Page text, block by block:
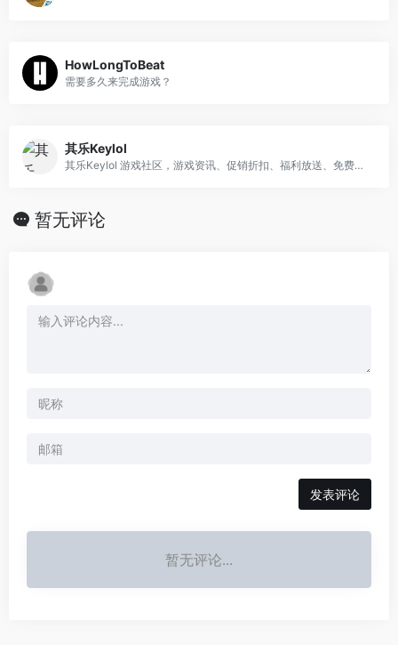
HowLongToBeat
需要多久来完成游戏？
其乐Keylol
其乐Keylol 游戏社区，游戏资讯、促销折扣、福利放送、免费游戏、汉化补丁、吹水剁手、攻略评测等应有尽有，国内资讯一手信息好多都是搬运自这里
暂无评论
发表评论
暂无评论...